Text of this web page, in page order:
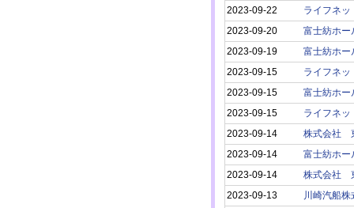
2023-09-22
ライフネッ
2023-09-20
富士紡ホー
2023-09-19
富士紡ホー
2023-09-15
ライフネッ
2023-09-15
富士紡ホー
2023-09-15
ライフネッ
2023-09-14
株式会社
2023-09-14
富士紡ホー
2023-09-14
株式会社
2023-09-13
川崎汽船株